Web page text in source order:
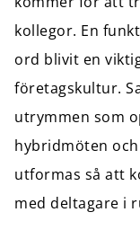
kollegor. En
ord blivit en
företagskultur.
utrymmen som
hybridmöten
utformas så att
med deltagare i